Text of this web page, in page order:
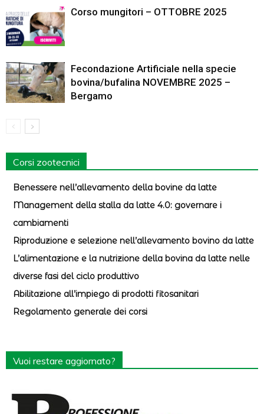
Corso mungitori – OTTOBRE 2025
Fecondazione Artificiale nella specie
bovina/bufalina NOVEMBRE 2025 –
Bergamo
Corsi zootecnici
Benessere nell’allevamento della bovine da latte
Management della stalla da latte 4.0: governare i
cambiamenti
Riproduzione e selezione nell’allevamento bovino da latte
L’alimentazione e la nutrizione della bovina da latte nelle
diverse fasi del ciclo produttivo
Abilitazione all’impiego di prodotti fitosanitari
Regolamento generale dei corsi
Vuoi restare aggiornato?